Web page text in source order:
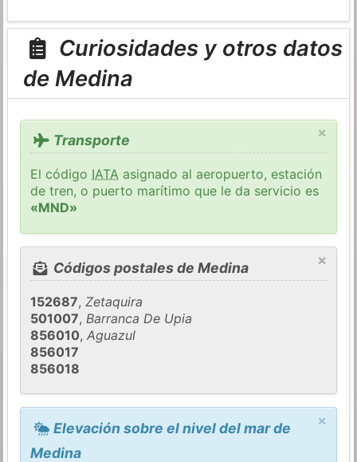
Curiosidades y otros datos
de Medina
×
Transporte
El código IATA asignado al aeropuerto, estación
de tren, o puerto marítimo que le da servicio es
«MND»
×
Códigos postales de Medina
152687,Zetaquira
501007, Barranca De Upia
856010,Aguazul
856017
856018
×
Elevación sobre el nivel del mar de
Medina